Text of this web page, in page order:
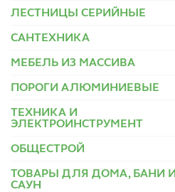
ЛЕСТНИЦЫ СЕРИЙНЫЕ
САНТЕХНИКА
МЕБЕЛЬ ИЗ МАССИВА
ПОРОГИ АЛЮМИНИЕВЫЕ
ТЕХНИКА И
ЭЛЕКТРОИНСТРУМЕНТ
ОБЩЕСТРОЙ
ТОВАРЫ ДЛЯ ДОМА, БАНИ И
САУН